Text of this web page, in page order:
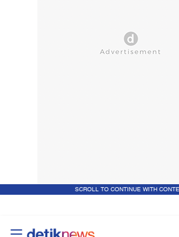
SCROLL TO CONTINUE WITH